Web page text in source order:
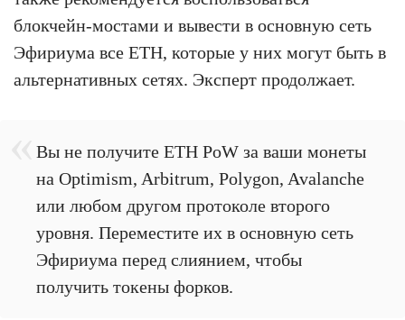
блокчейн-мостами и вывести в основную сеть
Эфириума все ETH, которые у них могут быть в
альтернативных сетях. Эксперт продолжает.
Вы не получите ETH PoW за ваши монеты
на Optimism, Arbitrum, Polygon, Avalanche
или любом другом протоколе второго
уровня. Переместите их в основную сеть
Эфириума перед слиянием, чтобы
получить токены форков.